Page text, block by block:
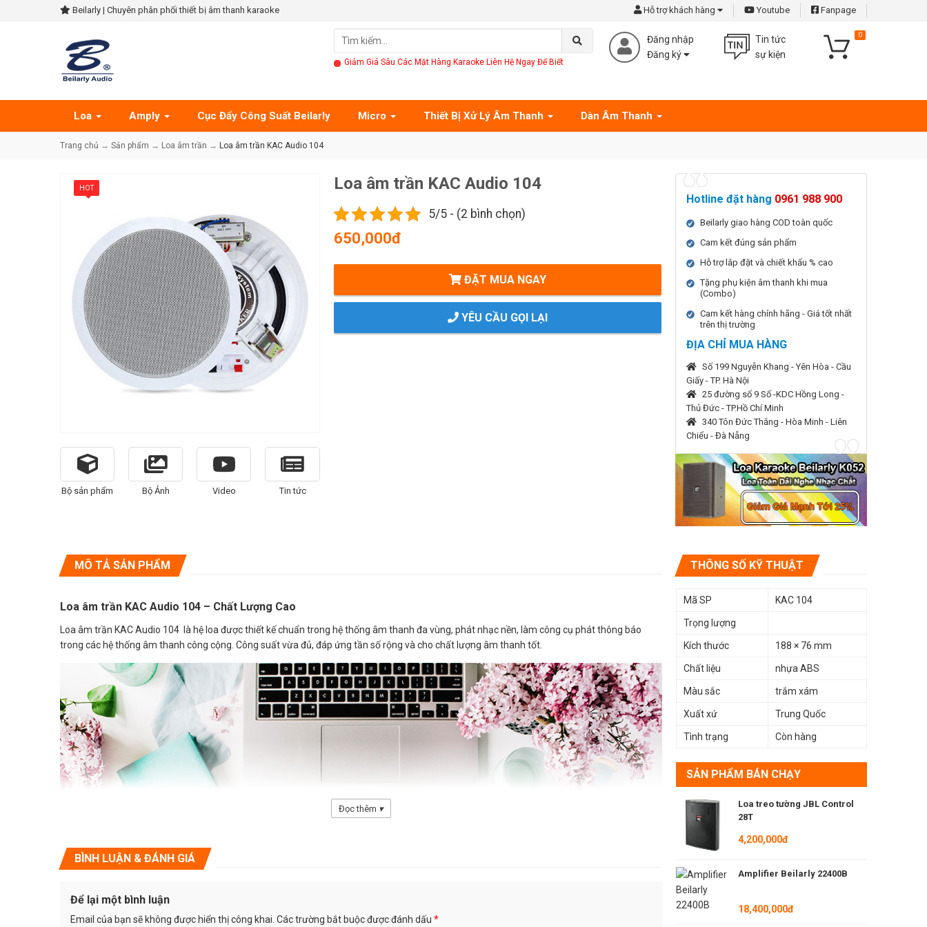
Beilarly | Chuyên phân phối thiết bị âm thanh karaoke Hỗ trợ khách hàng Youtube Fanpage
Giảm Giá Sâu Các Mặt Hàng Karaoke Liên Hệ Ngay Để Biết
0
Tin tức
sự kiện
Đăng nhập
Đăng ký
Loa Amply Cục Đẩy Công Suất Beilarly Micro Thiết Bị Xử Lý Âm Thanh Dàn Âm Thanh
Trang chủ → Sản phẩm → Loa âm trần → Loa âm trần KAC Audio 104
HOT
Bộ sản phẩm Bộ Ảnh Video Tin tức
Loa âm trần KAC Audio 104
5/5 - (2 bình chọn)
650,000đ
ĐẶT MUA NGAY
YÊU CẦU GỌI LẠI
Hotline đặt hàng 0961 988 900
Beilarly giao hàng COD toàn quốc
Cam kết đúng sản phẩm
Hỗ trợ lắp đặt và chiết khấu % cao
Tặng phụ kiện âm thanh khi mua
(Combo)
Cam kết hàng chính hãng - Giá tốt nhất
trên thị trường
ĐỊA CHỈ MUA HÀNG
Số 199 Nguyễn Khang - Yên Hòa - Cầu
Giấy - TP. Hà Nội
25 đường số 9 Số -KDC Hồng Long -
Thủ Đức - TP.Hồ Chí Minh
340 Tôn Đức Thắng - Hòa Minh - Liên
Chiểu - Đà Nẵng
MÔ TẢ SẢN PHẨM
Loa âm trần KAC Audio 104 – Chất Lượng Cao
Loa âm trần KAC Audio 104 là hệ loa được thiết kế chuẩn trong hệ thống âm thanh đa vùng, phát nhạc nền, làm công cụ phát thông báo
trong các hệ thống âm thanh công cộng. Công suất vừa đủ, đáp ứng tần số rộng và cho chất lượng âm thanh tốt.
Đọc thêm ▾
BÌNH LUẬN & ĐÁNH GIÁ
Để lại một bình luận
Email của bạn sẽ không được hiển thị công khai. Các trường bắt buộc được đánh dấu *
THÔNG SỐ KỸ THUẬT
Mã SP KAC 104
Trọng lượng
Kích thước 188 × 76 mm
Chất liệu nhựa ABS
Màu sắc trắm xám
Xuất xứ Trung Quốc
Tình trạng Còn hàng
SẢN PHẨM BÁN CHẠY
Loa treo tường JBL Control
28T
4,200,000đ
Amplifier Beilarly 22400B
18,400,000đ